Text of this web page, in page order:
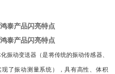
泰产品闪亮特点
泰产品闪亮特点
振动变送器（是将传统的振动传感器、
了振动测量系统），具有高性、体积